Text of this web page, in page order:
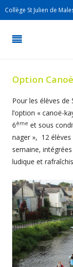
Collège St Julien de
Option
Pour les élèves de
l’option « canoë-
6ème et sous
nager », 12
semaine,
ludique et